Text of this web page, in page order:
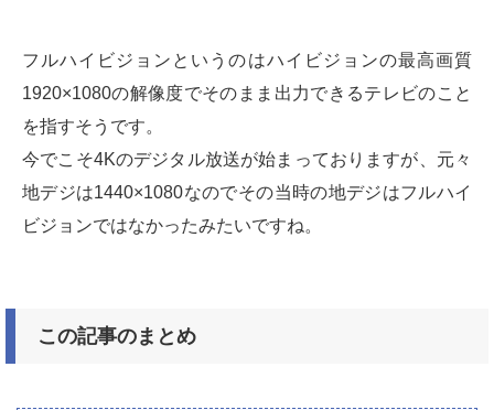
フルハイビジョンというのはハイビジョンの最高画質
1920×1080の解像度でそのまま出力できるテレビのこと
を指すそうです。
今でこそ4Kのデジタル放送が始まっておりますが、元々
地デジは1440×1080なのでその当時の地デジはフルハイ
ビジョンではなかったみたいですね。
この記事のまとめ